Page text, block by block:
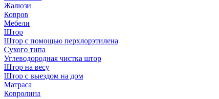
Жалюзи
Ковров
Мебели
Штор
Штор с помощью перхлорэтилена
Сухого типа
Углеводородная чистка штор
Штор на весу
Штор с выездом на дом
Матраса
Ковролина